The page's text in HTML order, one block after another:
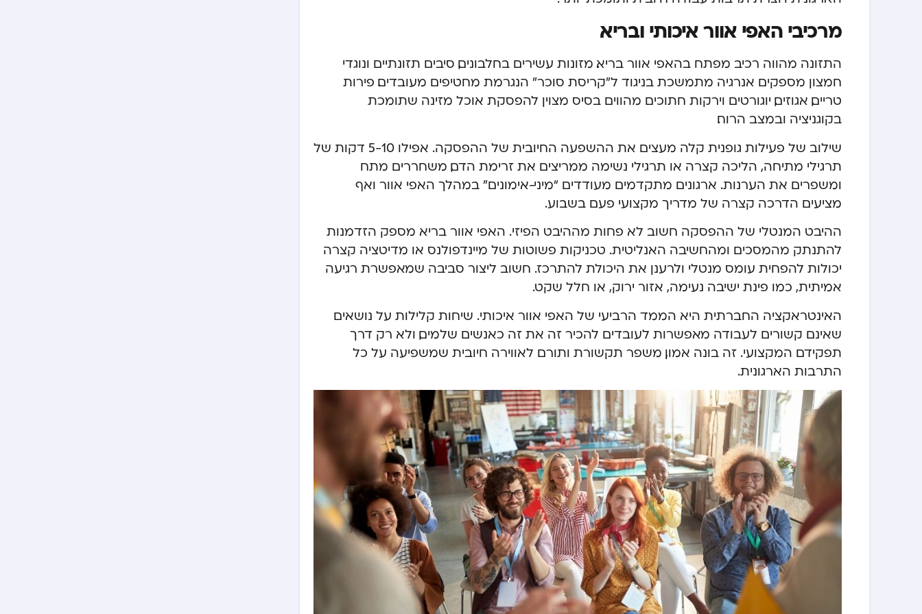
מרכיבי האפי אוור איכותי ובריא
התזונה מהווה רכיב מפתח בהאפי אוור בריא. מזונות עשירים בחלבונים, סיבים תזונתיים ונוגדי
חמצון מספקים אנרגיה מתמשכת בניגוד ל”קריסת סוכר” הנגרמת מחטיפים מעובדים. פירות
טריים, אגוזים, יוגורטים וירקות חתוכים מהווים בסיס מצוין להפסקת אוכל מזינה שתומכת
בקוגניציה ובמצב הרוח.
שילוב של פעילות גופנית קלה מעצים את ההשפעה החיובית של ההפסקה. אפילו 5-10 דקות של
תרגילי מתיחה, הליכה קצרה או תרגילי נשימה ממריצים את זרימת הדם, משחררים מתח
ומשפרים את הערנות. ארגונים מתקדמים מעודדים “מיני-אימונים” במהלך האפי אוור ואף
מציעים הדרכה קצרה של מדריך מקצועי פעם בשבוע.
ההיבט המנטלי של ההפסקה חשוב לא פחות מההיבט הפיזי. האפי אוור בריא מספק הזדמנות
להתנתק מהמסכים ומהחשיבה האנליטית. טכניקות פשוטות של מיינדפולנס או מדיטציה קצרה
יכולות להפחית עומס מנטלי ולרענן את היכולת להתרכז. חשוב ליצור סביבה שמאפשרת רגיעה
אמיתית, כמו פינת ישיבה נעימה, אזור ירוק, או חלל שקט.
האינטראקציה החברתית היא הממד הרביעי של האפי אוור איכותי. שיחות קלילות על נושאים
שאינם קשורים לעבודה מאפשרות לעובדים להכיר זה את זה כאנשים שלמים, ולא רק דרך
תפקידם המקצועי. זה בונה אמון, משפר תקשורת ותורם לאווירה חיובית שמשפיעה על כל
התרבות הארגונית.